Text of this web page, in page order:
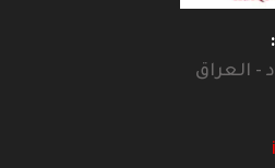
- العراق